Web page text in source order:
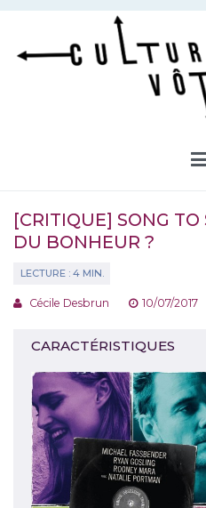
Aller
contenu
[CRITIQUE] SONG
DU BONHEUR ?
Cécile Desbrun 10/07/2017
CARACTÉRISTIQUES